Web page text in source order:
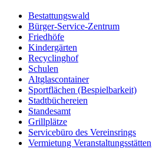
Bestattungswald
Bürger-Service-Zentrum
Friedhöfe
Kindergärten
Recyclinghof
Schulen
Altglascontainer
Sportflächen (Bespielbarkeit)
Stadtbüchereien
Standesamt
Grillplätze
Servicebüro des Vereinsrings
Vermietung Veranstaltungsstätten